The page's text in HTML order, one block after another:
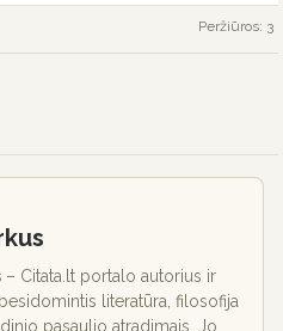
Peržiūros: 3
– Citata.lt portalo autorius ir
literatūra, filosofija
pasaulio atradimais. Jo